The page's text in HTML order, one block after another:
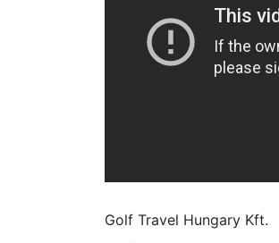
Golf Travel Hungary Kft.